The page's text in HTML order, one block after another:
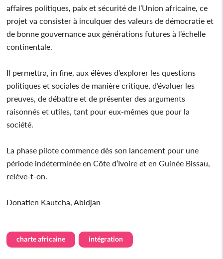
affaires politiques, paix et sécurité de l’Union africaine, ce
projet va consister à inculquer des valeurs de démocratie et
de bonne gouvernance aux générations futures à l’échelle
continentale.
Il permettra, in fine, aux élèves d’explorer les questions
politiques et sociales de manière critique, d’évaluer les
preuves, de débattre et de présenter des arguments
raisonnés et utiles, tant pour eux-mêmes que pour la
société.
La phase pilote commence dès son lancement pour une
période indéterminée en Côte d’Ivoire et en Guinée Bissau,
relève-t-on.
Donatien Kautcha, Abidjan
charte africaine intégration